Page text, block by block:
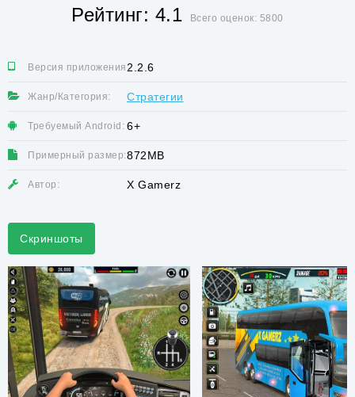
Рейтинг: 4.1 Всего оценок: 5800
Версия приложения:2.2.6
Жанр/Категория: Стратегии
Требуемый Android: 6+
Примерный размер:872MB
Автор: X Gamerz
Скриншоты